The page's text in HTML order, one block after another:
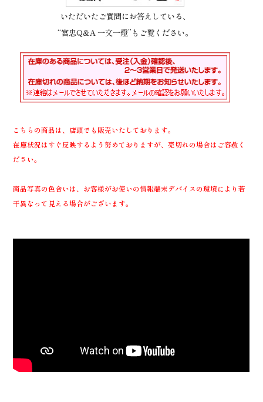
いただいたご質問にお答えしている、
“宮忠Q&A 一文一燈”もご覧ください。
こちらの商品は、店頭でも販売いたしております。
在庫状況はすぐ反映するよう努めておりますが、売切れの場合はご容赦く
ださい。
商品写真の色合いは、お客様がお使いの情報端末デバイスの環境により若
干異なって見える場合がございます。